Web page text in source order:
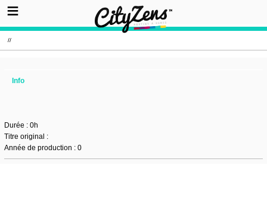
//
Info
Durée : 0h
Titre original :
Année de production : 0